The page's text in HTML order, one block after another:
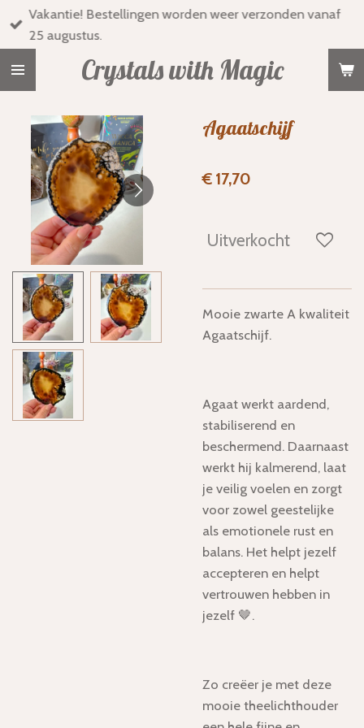
Ga
direct
Crystals with Magic
Vakantie! Bestellingen worden weer verzonden vanaf
25 augustus.
Agaatschijf
€ 17,70
Uitverkocht
Mooie zwarte A kwaliteit
Agaatschijf.
Agaat werkt aardend,
stabiliserend en
beschermend. Daarnaast
werkt hij kalmerend, laat
je veilig voelen en zorgt
voor zowel geestelijke
als emotionele rust en
balans. Het helpt jezelf
accepteren en helpt
vertrouwen hebben in
jezelf 🤎.
Zo creëer je met deze
mooie theelichthouder